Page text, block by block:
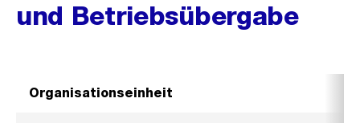
und Betriebsübergabe
Organisationseinheit